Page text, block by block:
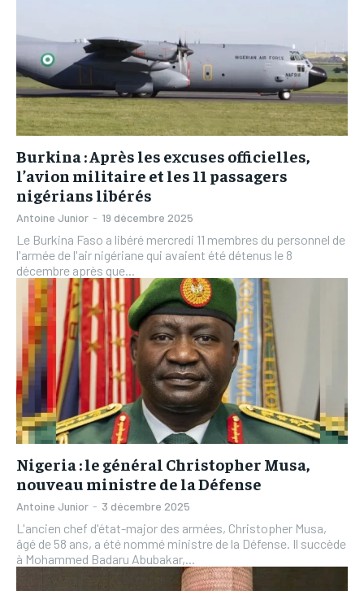
Burkina : Après les excuses officielles,
l’avion militaire et les 11 passagers
nigérians libérés
Antoine Junior - 19 décembre 2025
Le Burkina Faso a libéré mercredi 11 membres du personnel de
l'armée de l'air nigériane qui avaient été détenus le 8
décembre après que...
Nigeria : le général Christopher Musa,
nouveau ministre de la Défense
Antoine Junior - 3 décembre 2025
L'ancien chef d'état-major des armées, Christopher Musa,
âgé de 58 ans, a été nommé ministre de la Défense. Il succède
à Mohammed Badaru Abubakar,...